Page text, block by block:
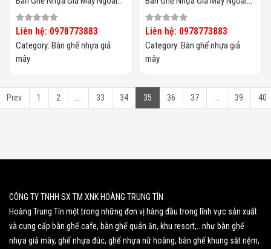
Trời HTT129
Liên hệ: 0978773883
Category: Bàn ghế nhựa giả
mây
Trời HTT128
Liên hệ: 0978773883
Category: Bàn ghế nhựa giả
mây
Prev 1 2 33 34 35 36 37 39 40
CÔNG TY TNHH SX TM XNK HOÀNG TRUNG TÍN
Hoàng Trung Tín một trong những đơn vị hàng đầu trong lĩnh vực sản xuất
và cung cấp bàn ghế cafe, bàn ghế quán ăn, khu resort,.. như bàn ghế
nhựa giả mây, ghế nhựa đúc, ghế nhựa nữ hoàng, bàn ghế khung sắt nệm,